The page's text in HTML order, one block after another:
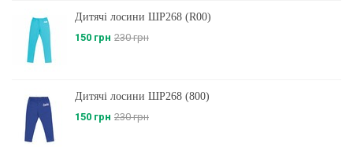
Дитячі лосини ШР268 (R00)
150 грн 230 грн
Дитячі лосини ШР268 (800)
150 грн 230 грн